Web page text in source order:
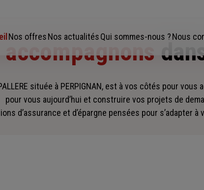
Nos offresNos actualitésQui sommes-nous ?Nous
située à PERPIGNAN, est à vos côtés pour vous
pour vous aujourd’hui et construire vos projets de
d’assurance et d’épargne pensées pour s’adapter à